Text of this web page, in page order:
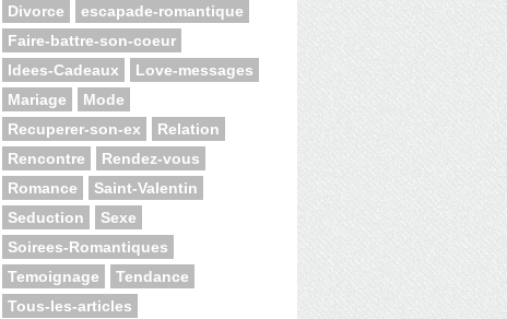
Divorce
escapade-romantique
Faire-battre-son-coeur
Idees-Cadeaux
Love-messages
Mariage
Mode
Recuperer-son-ex
Relation
Rencontre
Rendez-vous
Romance
Saint-Valentin
Seduction
Sexe
Soirees-Romantiques
Temoignage
Tendance
Tous-les-articles